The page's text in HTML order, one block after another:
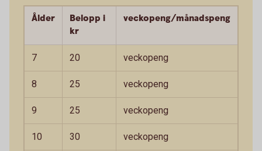
Ålder
Belopp i
kr
veckopeng/månadspeng
7 20 veckopeng
8 25 veckopeng
9 25 veckopeng
10 30 veckopeng